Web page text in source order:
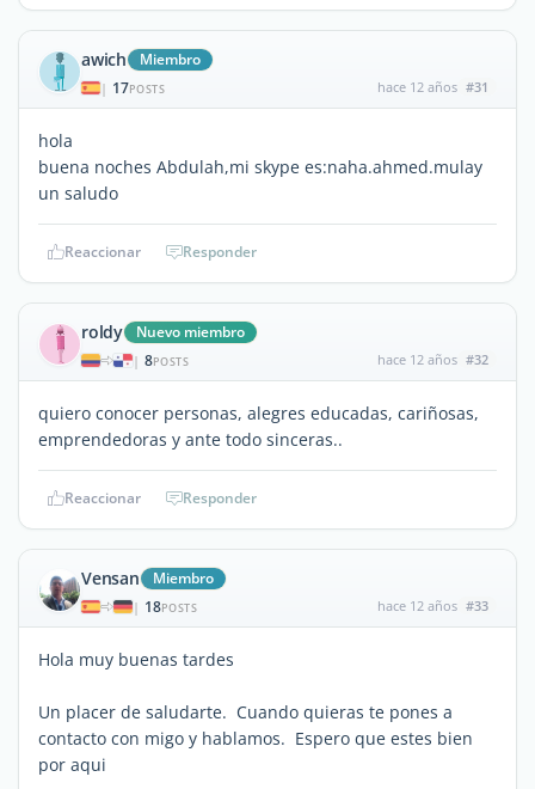
awich Miembro
| 17POSTS hace 12 años #31
hola
buena noches Abdulah,mi skype es:naha.ahmed.mulay
un saludo
Reaccionar Responder
roldy Nuevo miembro
| 8POSTS hace 12 años #32
quiero conocer personas, alegres educadas, cariñosas,
emprendedoras y ante todo sinceras..
Reaccionar Responder
Vensan Miembro
| 18POSTS hace 12 años #33
Hola muy buenas tardes
Un placer de saludarte. Cuando quieras te pones a
contacto con migo y hablamos. Espero que estes bien
por aqui